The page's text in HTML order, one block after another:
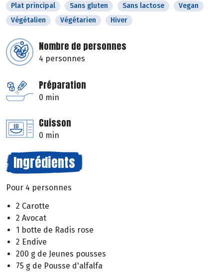
Plat principal Sans gluten Sans lactose
Vegan
Végétalien
Végétarien Hiver
Nombre de personnes
4 personnes
Préparation
0 min
Cuisson
0 min
Ingrédients
Pour 4 personnes
2 Carotte
2 Avocat
1 botte de Radis rose
2 Endive
200 g de Jeunes pousses
75 g de Pousse d'alfalfa